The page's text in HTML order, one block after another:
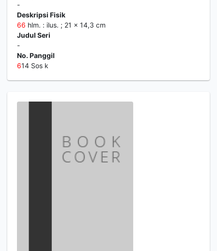
-
Deskripsi Fisik
66 hlm. : ilus. ; 21 x 14,3 cm
Judul Seri
-
No. Panggil
614 Sos k